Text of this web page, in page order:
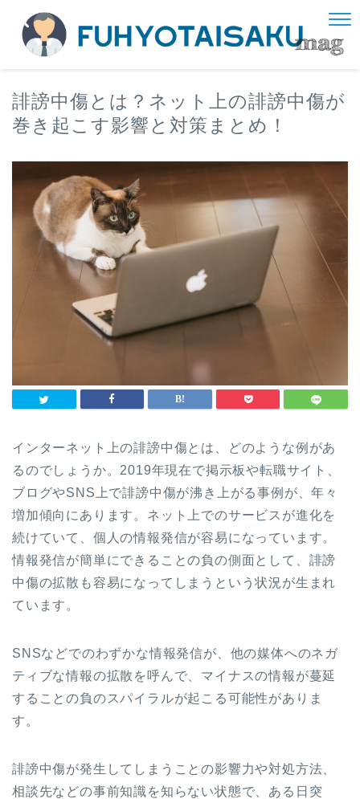
誹謗中傷とは？ネット上の誹謗中傷が
巻き起こす影響と対策まとめ！
インターネット上の誹謗中傷とは、どのような例があ
るのでしょうか。2019年現在で掲示板や転職サイト、
ブログやSNS上で誹謗中傷が沸き上がる事例が、年々
増加傾向にあります。ネット上でのサービスが進化を
続けていて、個人の情報発信が容易になっています。
情報発信が簡単にできることの負の側面として、誹謗
中傷の拡散も容易になってしまうという状況が生まれ
ています。
SNSなどでのわずかな情報発信が、他の媒体へのネガ
ティブな情報の拡散を呼んで、マイナスの情報が蔓延
することの負のスパイラルが起こる可能性がありま
す。
誹謗中傷が発生してしまうことの影響力や対処方法、
相談先などの事前知識を知らない状態で、ある日突